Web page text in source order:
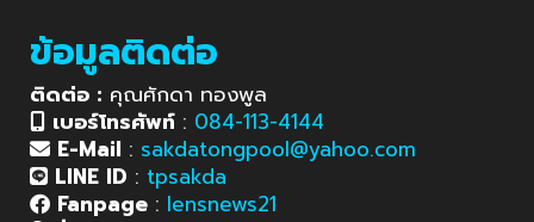
ข้อมูลติดต่อ
ติดต่อ : คุณศักดา ทองพูล
เบอร์โทรศัพท์ : 084-113-4144
E-Mail : sakdatongpool@yahoo.com
LINE ID : tpsakda
Fanpage : lensnews21